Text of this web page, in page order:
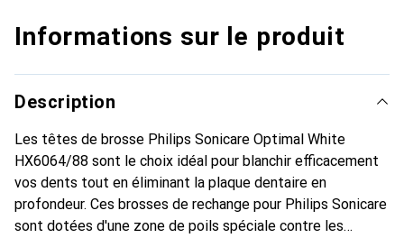
Informations sur le produit
Description
Les têtes de brosse Philips Sonicare Optimal White
HX6064/88 sont le choix idéal pour blanchir efficacement
vos dents tout en éliminant la plaque dentaire en
profondeur. Ces brosses de rechange pour Philips Sonicare
sont dotées d'une zone de poils spéciale contre les